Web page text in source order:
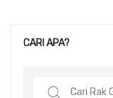
CARI APA?
Search